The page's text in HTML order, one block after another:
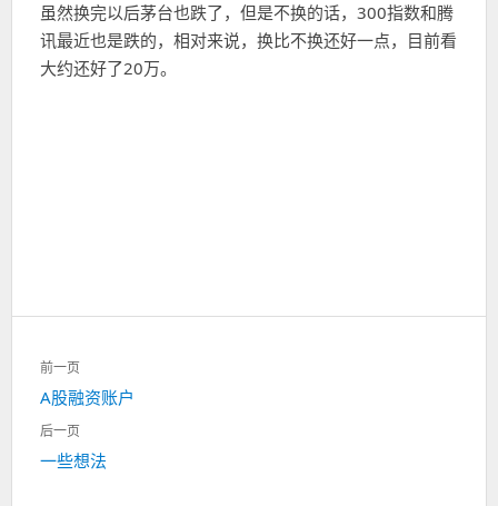
虽然换完以后茅台也跌了，但是不换的话，300指数和腾
讯最近也是跌的，相对来说，换比不换还好一点，目前看
大约还好了20万。
文
章
导
航
前一页
上
一
A股融资账户
后一页
下
一些想法